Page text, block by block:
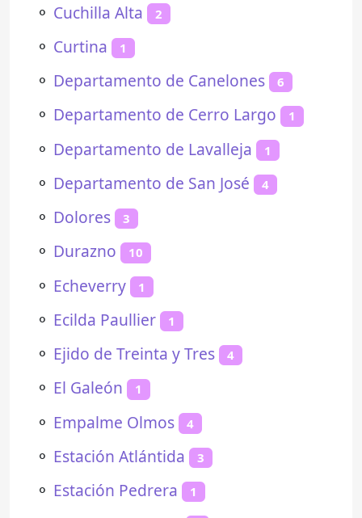
⚬ Cuchilla Alta 2
⚬ Curtina 1
⚬ Departamento de Canelones 6
⚬ Departamento de Cerro Largo 1
⚬ Departamento de Lavalleja 1
⚬ Departamento de San José 4
⚬ Dolores 3
⚬ Durazno 10
⚬ Echeverry 1
⚬ Ecilda Paullier 1
⚬ Ejido de Treinta y Tres 4
⚬ El Galeón 1
⚬ Empalme Olmos 4
⚬ Estación Atlántida 3
⚬ Estación Pedrera 1